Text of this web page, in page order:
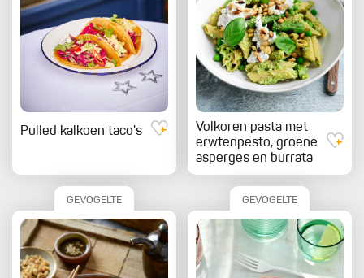
Pulled kalkoen taco's
Volkoren pasta met
erwtenpesto, groene
asperges en burrata
GEVOGELTE GEVOGELTE